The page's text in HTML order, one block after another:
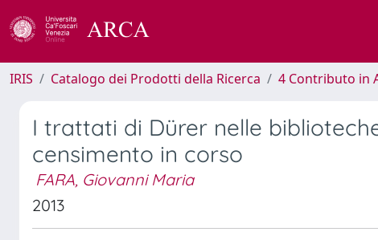
IRIS Catalogo dei Prodotti della Ricerca 4 Contributo in
I trattati di Dürer nelle
censimento in corso
FARA, Giovanni Maria
2013